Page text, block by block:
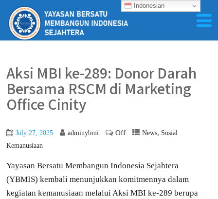
Aksi MBI ke-289: Donor Darah
Bersama RSCM di Marketing
Office Cinity
July 27, 2025 adminybmi Off News, Sosial
Kemanusiaan
Yayasan Bersatu Membangun Indonesia Sejahtera
(YBMIS) kembali menunjukkan komitmennya dalam
kegiatan kemanusiaan melalui Aksi MBI ke-289 berupa
Indonesian